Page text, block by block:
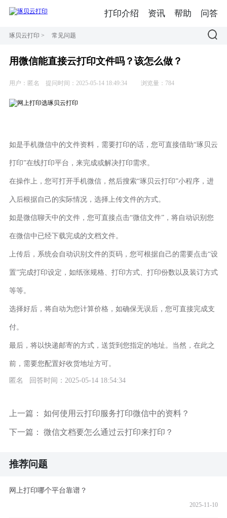
琢贝云打印 > 常见问题
用微信能直接云打印文件吗？该怎么做？
用户：匿名 提问时间：2025-05-14 18:49:34 浏览量：784
如是手机微信中的文件资料，需要打印的话，您可直接借助“琢贝云
打印”在线打印平台，来完成或解决打印需求。
在操作上，您可打开手机微信，然后搜索“琢贝云打印”小程序，进
入后根据自己的实际情况，选择上传文件的方式。
如是微信聊天中的文件，您可直接点击“微信文件”，将自动识别您
在微信中已经下载完成的文档文件。
上传后，系统会自动识别文件的页码，您可根据自己的需要点击“设
置”完成打印设定，如纸张规格、打印方式、打印份数以及装订方式
等等。
选择好后，将自动为您计算价格，如确保无误后，您可直接完成支
付。
最后，将以快递邮寄的方式，送货到您指定的地址。当然，在此之
前，需要您配置好收货地址方可。
匿名 回答时间：2025-05-14 18:54:34
上一篇： 如何使用云打印服务打印微信中的资料？
下一篇： 微信文档要怎么通过云打印来打印？
推荐问题
网上打印哪个平台靠谱？
2025-11-10
打印介绍 资讯 帮助 问答